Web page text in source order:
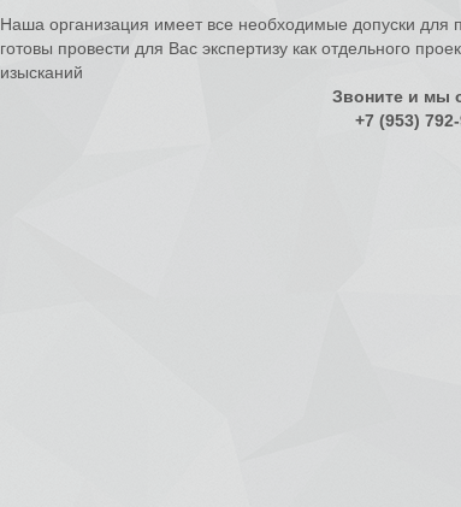
Наша организация имеет все необходимые допуски для
готовы провести для Вас экспертизу как отдельного
изысканий
Звоните и мы
+7 (953)